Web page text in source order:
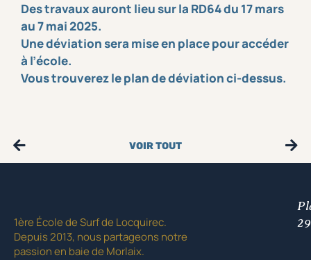
Des travaux auront lieu sur la RD64 du 17 mars
au 7 mai 2025.
Une déviation sera mise en place pour accéder
à l’école.
Vous trouverez le plan de déviation ci-dessus.
VOIR TOUT
1ère École de Surf de Locquirec.
Depuis 2013, nous partageons notre
passion en baie de Morlaix.